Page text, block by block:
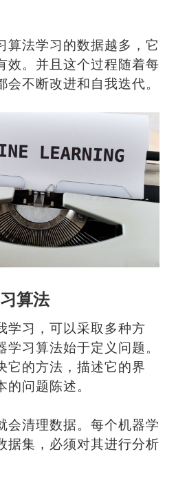
算法学习的数据越多，它
效。并且这个过程随着每
不断改进和自我迭代。
算法
学习，可以采取多种方
习算法始于定义问题。
它的方法，描述它的界
问题陈述。
会清理数据。每个机器学
据集，必须对其进行分析